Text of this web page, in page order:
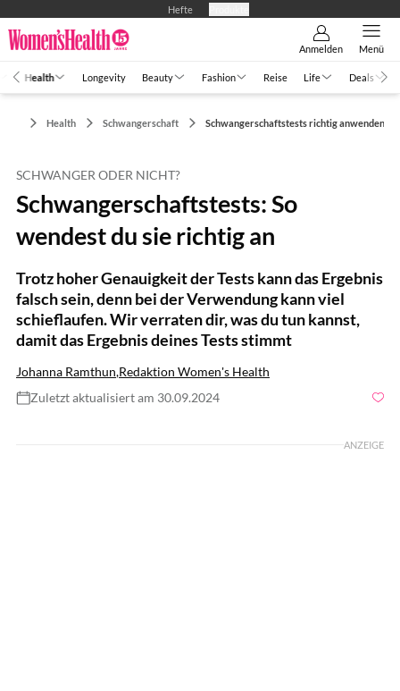
Hefte
Anmelden Menü
Health Longevity Beauty Fashion Reise Life Deals
Health Schwangerschaft Schwangerschaftstests richtig anwenden
SCHWANGER ODER NICHT?
Schwangerschaftstests: So
wendest du sie richtig an
Trotz hoher Genauigkeit der Tests kann das Ergebnis
falsch sein, denn bei der Verwendung kann viel
schieflaufen. Wir verraten dir, was du tun kannst,
damit das Ergebnis deines Tests stimmt
Johanna Ramthun,Redaktion Women's Health
Zuletzt aktualisiert am 30.09.2024
ANZEIGE